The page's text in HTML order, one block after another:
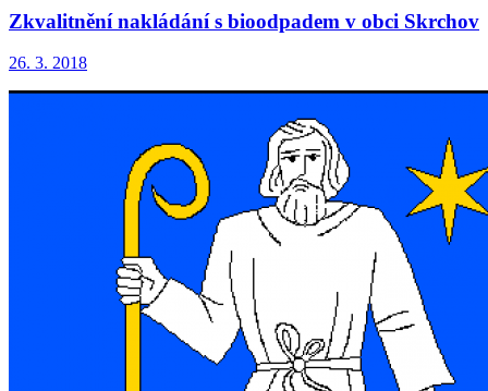
Zkvalitnění nakládání s bioodpadem v obci Skrchov
26. 3. 2018